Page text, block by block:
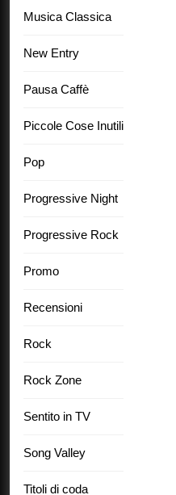
Musica Classica
New Entry
Pausa Caffè
Piccole Cose Inutili
Pop
Progressive Night
Progressive Rock
Promo
Recensioni
Rock
Rock Zone
Sentito in TV
Song Valley
Titoli di coda